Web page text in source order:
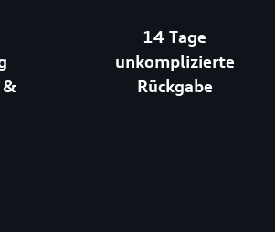
&
14 Tage
unkomplizierte
Rückgabe